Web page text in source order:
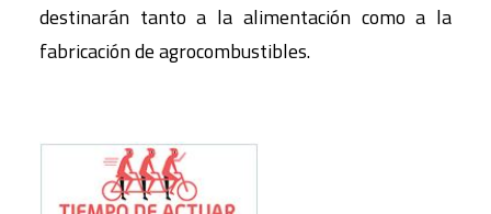
destinarán tanto a la alimentación como a la
fabricación de agrocombustibles.